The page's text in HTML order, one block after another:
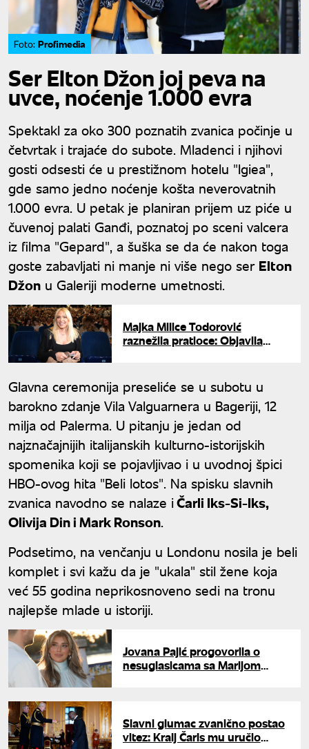
Foto: Profimedia
Ser Elton Džon joj peva na
uvce, noćenje 1.000 evra
Spektakl za oko 300 poznatih zvanica počinje u
četvrtak i trajaće do subote. Mladenci i njihovi
gosti odsesti će u prestižnom hotelu "Igiea",
gde samo jedno noćenje košta neverovatnih
1.000 evra. U petak je planiran prijem uz piće u
čuvenoj palati Ganđi, poznatoj po sceni valcera
iz filma "Gepard", a šuška se da će nakon toga
goste zabavljati ni manje ni više nego ser Elton
Džon u Galeriji moderne umetnosti.
Majka Milice Todorović
raznežila pratioce: Objavila
Glavna ceremonija preseliće se u subotu u
barokno zdanje Vila Valguarnera u Bageriji, 12
milja od Palerma. U pitanju je jedan od
najznačajnijih italijanskih kulturno-istorijskih
spomenika koji se pojavljivao i u uvodnoj špici
HBO-ovog hita "Beli lotos". Na spisku slavnih
zvanica navodno se nalaze iČarli Iks-Si-Iks,
Olivija Din i Mark Ronson.
Podsetimo, na venčanju u Londonu nosila je beli
komplet i svi kažu da je "ukala" stil žene koja
već 55 godina neprikosnoveno sedi na tronu
najlepše mlade u istoriji.
Jovana Pajić progovorila o
nesuglasicama sa Marijom
Slavni glumac zvanično postao
vitez: Kralj Čarls mu uručio